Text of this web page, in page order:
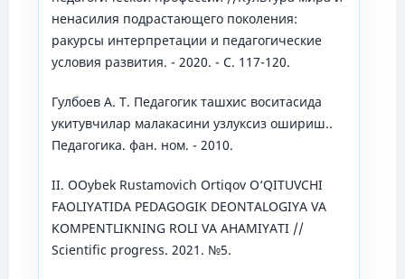
ненасилия подрастающего поколения:
ракурсы интерпретации и педагогические
условия развития. - 2020. - С. 117-120.
Гулбоев А. Т. Педагогик ташхис воситасида
укитувчилар малакасини узлуксиз ошириш..
Педагогика. фан. ном. - 2010.
II. OOybek Rustamovich Ortiqov O‘QITUVCHI
FAOLIYATIDA PEDAGOGIK DEONTALOGIYA VA
KOMPENTLIKNING ROLI VA AHAMIYATI //
Scientific progress. 2021. №5.